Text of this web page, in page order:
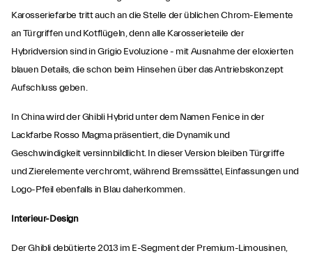
Karosseriefarbe tritt auch an die Stelle der üblichen Chrom-Elemente
an Türgriffen und Kotflügeln, denn alle Karosserieteile der
Hybridversion sind in Grigio Evoluzione - mit Ausnahme der eloxierten
blauen Details, die schon beim Hinsehen über das Antriebskonzept
Aufschluss geben.
In China wird der Ghibli Hybrid unter dem Namen Fenice in der
Lackfarbe Rosso Magma präsentiert, die Dynamik und
Geschwindigkeit versinnbildlicht. In dieser Version bleiben Türgriffe
und Zierelemente verchromt, während Bremssättel, Einfassungen und
Logo-Pfeil ebenfalls in Blau daherkommen.
Interieur-Design
Der Ghibli debütierte 2013 im E-Segment der Premium-Limousinen,